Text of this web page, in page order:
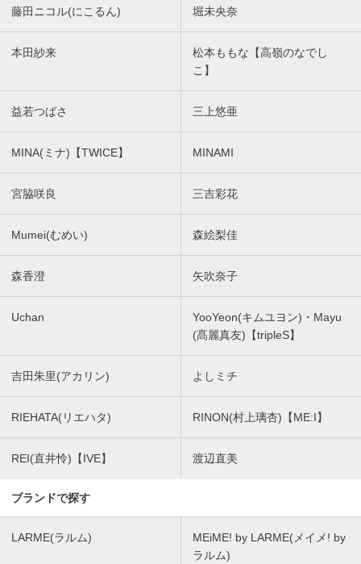
藤田ニコル(にこるん) 堀未央奈
本田紗来
松本ももな【高嶺のなでし
こ】
益若つばさ 三上悠亜
MINA(ミナ)【TWICE】 MINAMI
宮脇咲良 三吉彩花
Mumei(むめい) 森絵梨佳
森香澄 矢吹奈子
Uchan
YooYeon(キムユヨン)・Mayu
(髙麗真友)【tripleS】
吉田朱里(アカリン) よしミチ
RIEHATA(リエハタ) RINON(村上璃杏)【ME:I】
REI(直井怜)【IVE】 渡辺直美
ブランドで探す
LARME(ラルム)
MEiME! by LARME(メイメ! by
ラルム)